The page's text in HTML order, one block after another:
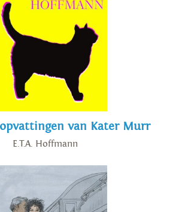
van Kater Murr
E.T.A. Hoffmann